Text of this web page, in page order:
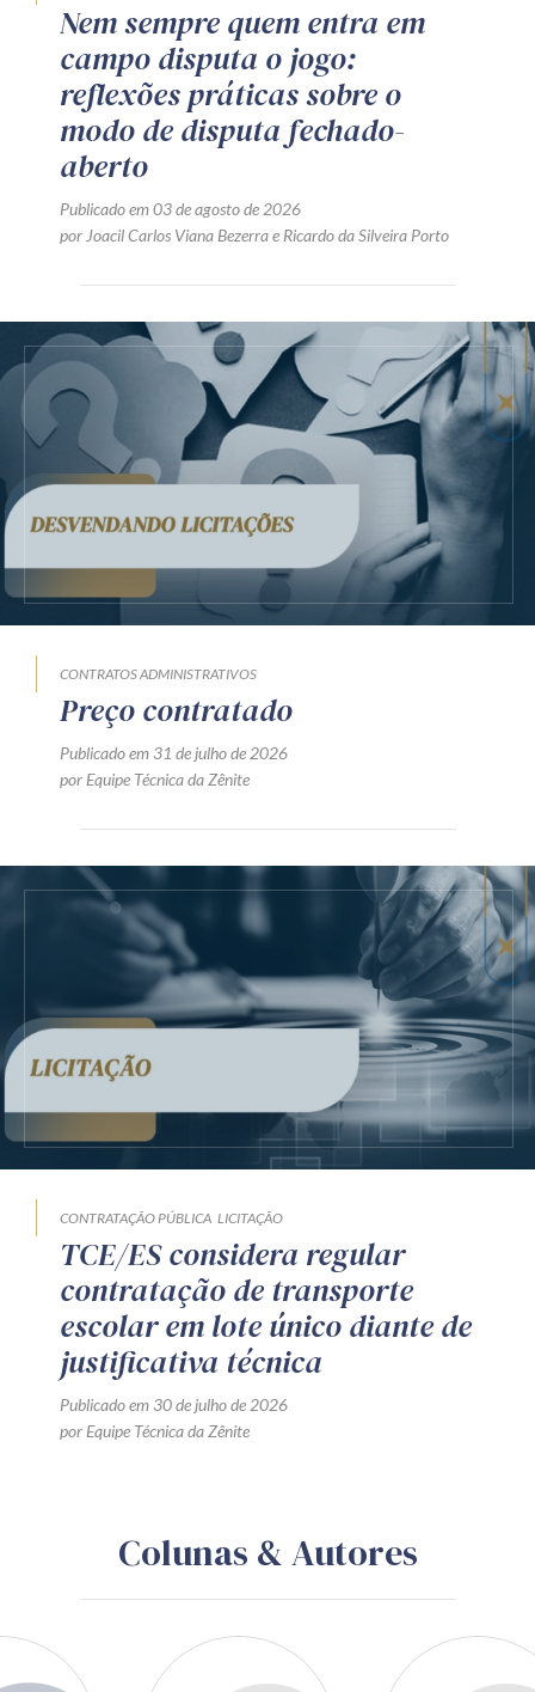
Nem sempre quem entra em
campo disputa o jogo:
reflexões práticas sobre o
modo de disputa fechado-
aberto
Publicado em 03 de agosto de 2026
por Joacil Carlos Viana Bezerrae Ricardo da Silveira Porto
CONTRATOS ADMINISTRATIVOS
Preço contratado
Publicado em 31 de julho de 2026
por Equipe Técnica da Zênite
CONTRATAÇÃO PÚBLICA LICITAÇÃO
TCE/ES considera regular
contratação de transporte
escolar em lote único diante de
justificativa técnica
Publicado em 30 de julho de 2026
por Equipe Técnica da Zênite
Colunas & Autores